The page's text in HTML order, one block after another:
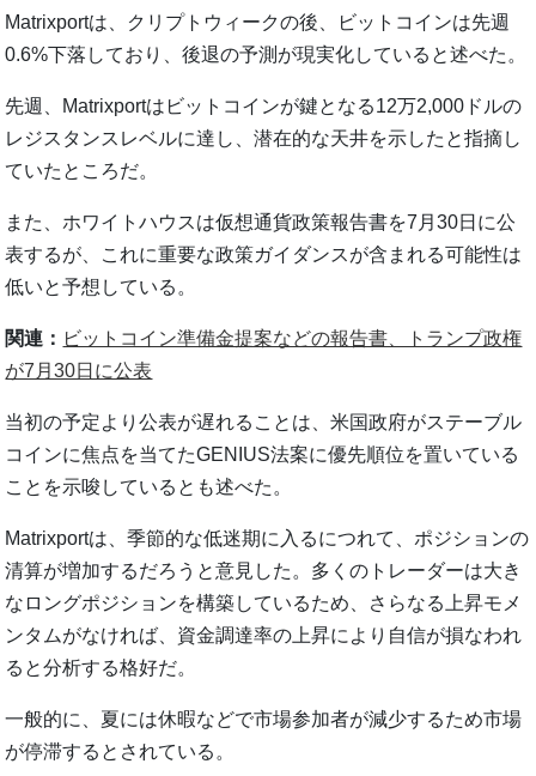
Matrixportは、クリプトウィークの後、ビットコインは先週
0.6%下落しており、後退の予測が現実化していると述べた。
先週、Matrixportはビットコインが鍵となる12万2,000ドルの
レジスタンスレベルに達し、潜在的な天井を示したと指摘し
ていたところだ。
また、ホワイトハウスは仮想通貨政策報告書を7月30日に公
表するが、これに重要な政策ガイダンスが含まれる可能性は
低いと予想している。
関連： ビットコイン準備金提案などの報告書、トランプ政権
が7月30日に公表
当初の予定より公表が遅れることは、米国政府がステーブル
コインに焦点を当てたGENIUS法案に優先順位を置いている
ことを示唆しているとも述べた。
Matrixportは、季節的な低迷期に入るにつれて、ポジションの
清算が増加するだろうと意見した。多くのトレーダーは大き
なロングポジションを構築しているため、さらなる上昇モメ
ンタムがなければ、資金調達率の上昇により自信が損なわれ
ると分析する格好だ。
一般的に、夏には休暇などで市場参加者が減少するため市場
が停滞するとされている。